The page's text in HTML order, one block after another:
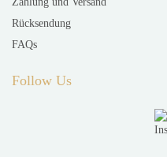
Rücksendung
FAQs
Follow Us